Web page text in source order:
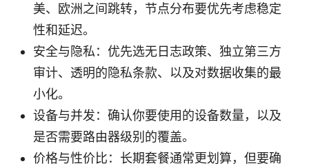
美、欧洲之间跳转，节点分布要优先考虑稳定
性和延迟。
安全与隐私：优先选无日志政策、独立第三方
审计、透明的隐私条款、以及对数据收集的最
小化。
设备与并发：确认你要使用的设备数量，以及
是否需要路由器级别的覆盖。
价格与性价比：长期套餐通常更划算，但要确